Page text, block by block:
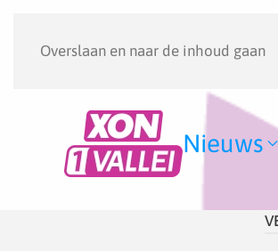
Overslaan en naar de inhoud gaan
Nieuws